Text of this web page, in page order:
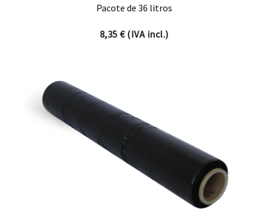
Pacote de 36 litros
8,35 €(IVA incl.)